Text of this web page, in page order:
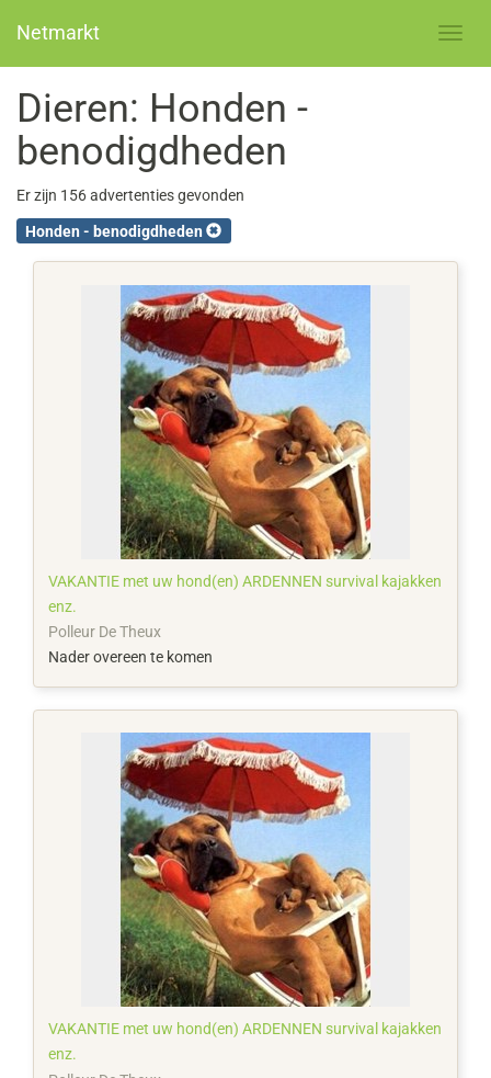
Netmarkt
Dieren: Honden -
benodigdheden
Er zijn 156 advertenties gevonden
Honden - benodigdheden
VAKANTIE met uw hond(en) ARDENNEN survival kajakken
enz.
Polleur De Theux
Nader overeen te komen
VAKANTIE met uw hond(en) ARDENNEN survival kajakken
enz.